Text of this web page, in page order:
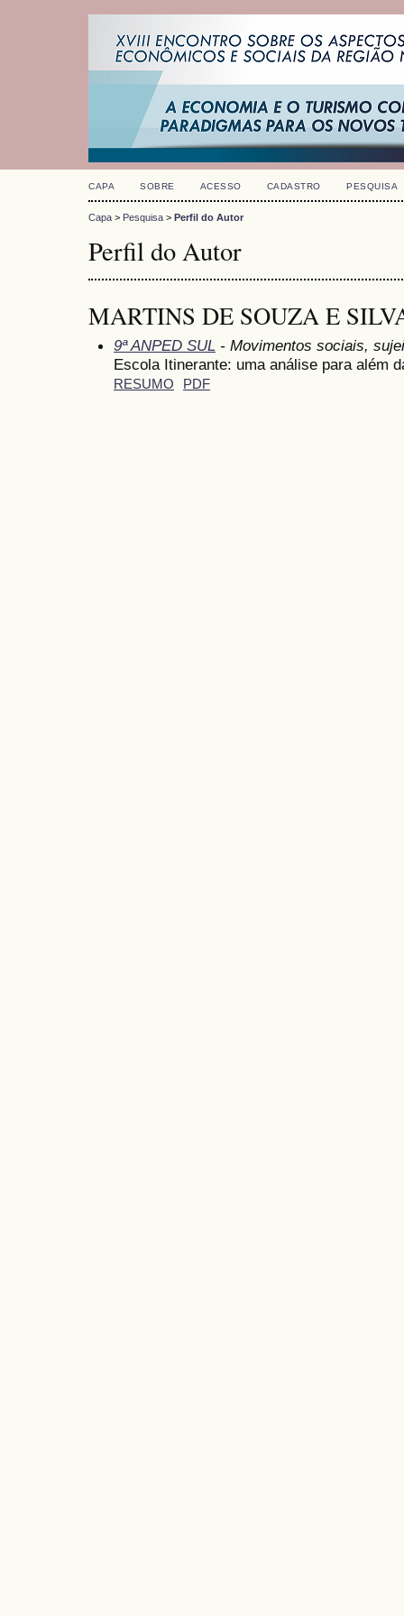
CAPA SOBRE ACESSO CADASTRO PESQUISA
Capa > Pesquisa > Perfil do Autor
Perfil do Autor
MARTINS DE SOUZA E
9ª ANPED SUL - Movimentos sociais,
Escola Itinerante: uma análise para além
RESUMO PDF